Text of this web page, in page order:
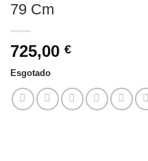
79 Cm
725,00 €
Esgotado